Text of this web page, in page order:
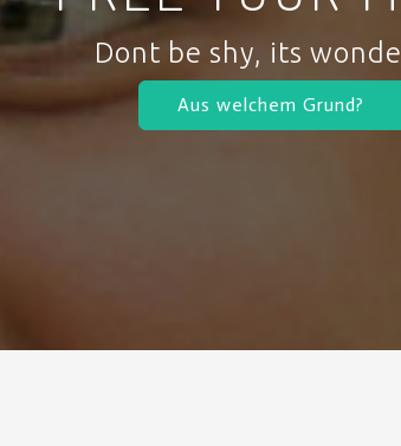
Dont be shy, its
Aus welchem Grund?